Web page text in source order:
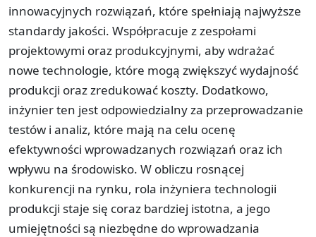
innowacyjnych rozwiązań, które spełniają najwyższe
standardy jakości. Współpracuje z zespołami
projektowymi oraz produkcyjnymi, aby wdrażać
nowe technologie, które mogą zwiększyć wydajność
produkcji oraz zredukować koszty. Dodatkowo,
inżynier ten jest odpowiedzialny za przeprowadzanie
testów i analiz, które mają na celu ocenę
efektywności wprowadzanych rozwiązań oraz ich
wpływu na środowisko. W obliczu rosnącej
konkurencji na rynku, rola inżyniera technologii
produkcji staje się coraz bardziej istotna, a jego
umiejętności są niezbędne do wprowadzania